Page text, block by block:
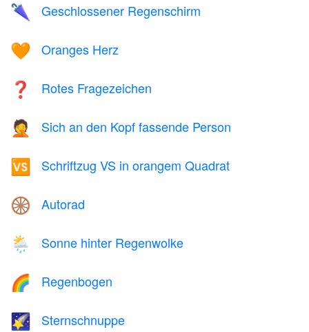
🌂 Geschlossener Regenschirm
🧡 Oranges Herz
❓ Rotes Fragezeichen
🤦 Sich an den Kopf fassende Person
🆚 Schriftzug VS in orangem Quadrat
🛞 Autorad
🌦️ Sonne hinter Regenwolke
🌈 Regenbogen
🌠 Sternschnuppe